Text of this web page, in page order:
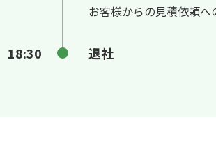
お客様からの見積依頼へ
18:30 退社